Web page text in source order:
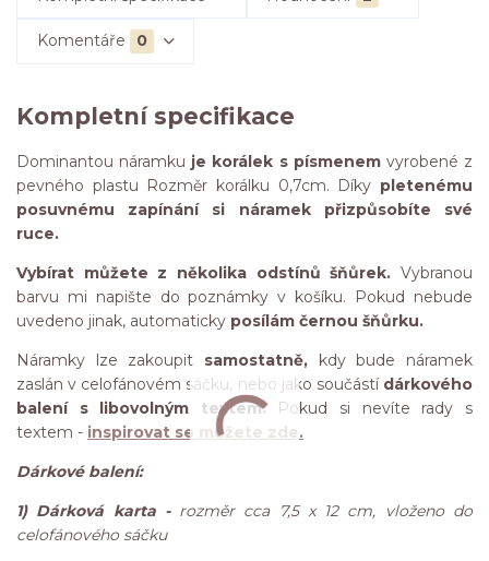
Komentáře 0
Kompletní specifikace
Dominantou náramku je korálek s písmenemvyrobené z
pevného plastu Rozměr korálku 0,7cm. Díky pletenému
posuvnému zapínání si náramek přizpůsobíte své
ruce.
Vybírat můžete z několika odstínů šňůrek. Vybranou
barvu mi napište do poznámky v košíku. Pokud nebude
uvedeno jinak, automaticky posílám černou šňůrku.
Náramky lze zakoupit samostatně,kdy bude náramek
zaslán v celofánovém sáčku, nebo jako součástí dárkového
balení s libovolným textem.Pokud si nevíte rady s
textem - inspirovat se můžete zde.
Dárkové balení:
1) Dárková karta - rozměr cca 7,5 x 12 cm, vloženo do
celofánového sáčku